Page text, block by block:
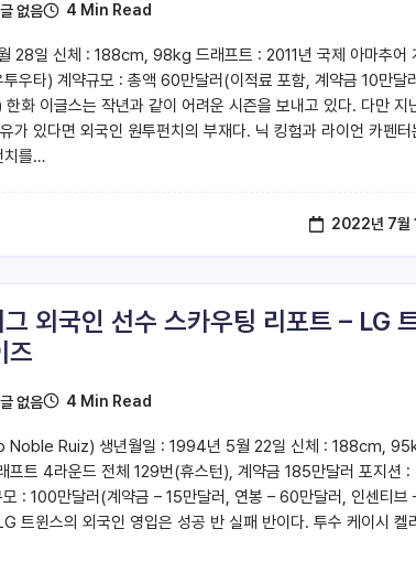
없음 4 Min Read
28일 신체 : 188cm, 98kg 드래프트 : 2011년 국제 아마추어
우타) 계약규모 : 총액 60만달러(이적료 포함, 계약금 10만달
화 이글스는 작년과 같이 어려운 시즌을 보내고 있다. 다만 지
가 있다면 외국인 원투펀치의 부재다. 닉 킹험과 라이언 카펜터
치를…
2022년 7월
외국인 선수 스카우팅 리포트 – LG
즈
없음 4 Min Read
Noble Ruiz) 생년월일 : 1994년 5월 22일 신체 : 188cm,
프트 4라운드 전체 129번(휴스턴), 계약금 185만달러 포지션 :
: 100만달러(계약금 – 15만달러, 연봉 – 60만달러, 인센티브
트윈스의 외국인 영입은 성공 반 실패 반이다. 투수 케이시 켈